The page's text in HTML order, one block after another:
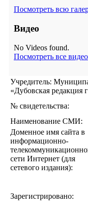
Посмотреть всю
Видео
No Videos found.
Посмотреть все видео
Учредитель:
«Дубовская редакция
№ свидетельства:
Наименование СМИ:
Доменное имя сайта в
информационно-
сети Интернет (для
сетевого издания):
Зарегистрировано: